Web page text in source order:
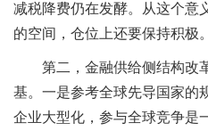
减税降费仍在发酵。从这个意
的空间，仓位上还要保持积极。
第二，金融供给侧结构改
基。一是参考全球先导国家的
企业大型化，参与全球竞争是